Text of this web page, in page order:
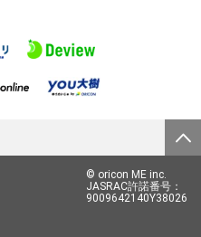
© oricon ME inc.
JASRAC許諾番号：
9009642140Y38026